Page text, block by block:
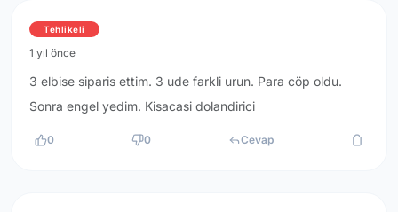
Tehlikeli
1 yıl önce
3 elbise siparis ettim. 3 ude farkli urun. Para cöp oldu.
Sonra engel yedim. Kisacasi dolandirici
0 0 Cevap